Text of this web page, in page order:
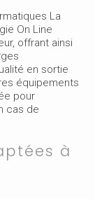
La
On Line
offrant ainsi
en sortie
équipements
pour
cas de
à